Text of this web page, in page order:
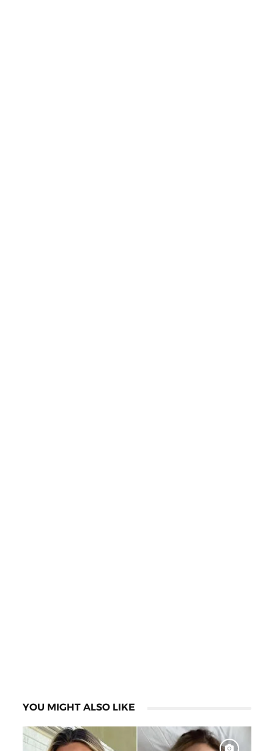
YOU MIGHT ALSO LIKE